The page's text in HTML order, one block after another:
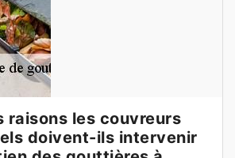
raisons les couvreurs
doivent-ils intervenir